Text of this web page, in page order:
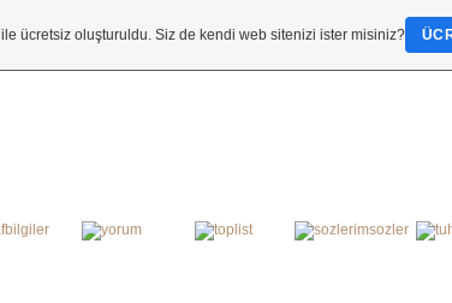
ile ücretsiz oluşturuldu. Siz de kendi web sitenizi ister misiniz?